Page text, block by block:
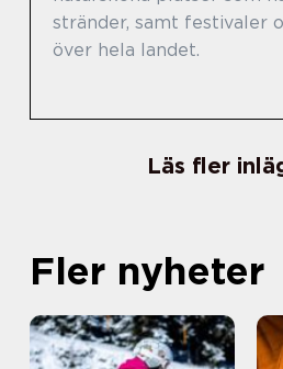
stränder, samt festivaler
över hela landet.
Läs fler
Fler nyheter